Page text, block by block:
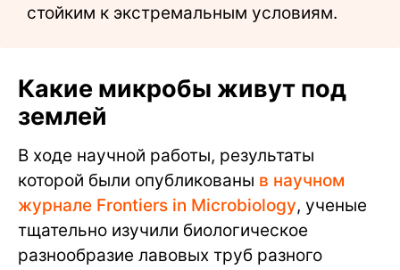
стойким к экстремальным условиям.
Какие микробы живут под
землей
В ходе научной работы, результаты
которой были опубликованы в научном
журнале Frontiers in Microbiology, ученые
тщательно изучили биологическое
разнообразие лавовых труб разного